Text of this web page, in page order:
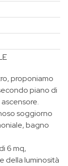
proponiamo
piano di
soggiorno
bagno
6 mq,
della luminosità